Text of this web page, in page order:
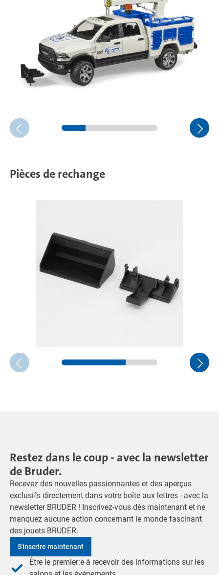
Pièces de rechange
Restez dans le coup - avec la newsletter
de Bruder.
Recevez des nouvelles passionnantes et des aperçus
exclusifs directement dans votre boîte aux lettres - avec la
newsletter BRUDER ! Inscrivez-vous dès maintenant et ne
manquez aucune action concernant le monde fascinant
des jouets BRUDER.
S'inscrire maintenant
Être le premier:e à recevoir des informations sur les